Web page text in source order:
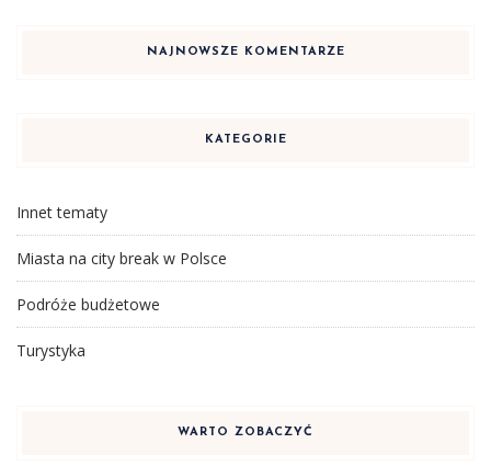
NAJNOWSZE KOMENTARZE
KATEGORIE
Innet tematy
Miasta na city break w Polsce
Podróże budżetowe
Turystyka
WARTO ZOBACZYĆ